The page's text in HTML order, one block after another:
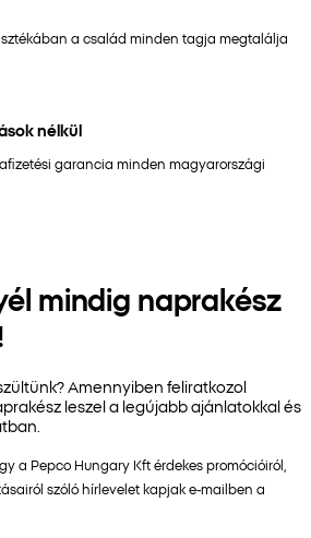
a család minden tagja megtalálja
nélkül
garancia minden magyarországi
mindig naprakész
Amennyiben feliratkozol
leszel a legújabb ajánlatokkal és
a Pepco Hungary Kft érdekes promócióiról,
szóló hírlevelet kapjak e-mailben a